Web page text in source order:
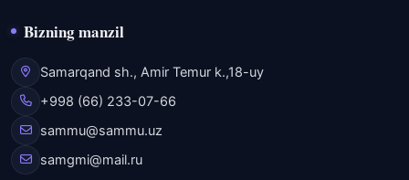
Bizning manzil
Samarqand sh., Amir Temur k.,18-uy
+998 (66) 233-07-66
sammu@sammu.uz
samgmi@mail.ru